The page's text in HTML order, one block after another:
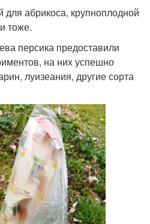
абрикоса, крупноплодной
тоже.
персика предоставили
на них успешно
луизеания, другие сорта